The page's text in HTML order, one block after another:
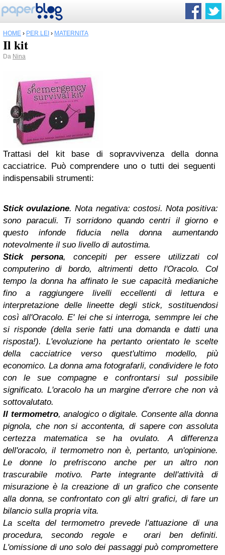
HOME › PER LEI › MATERNITÀ
Il kit
Da Nina
Trattasi del kit base di sopravvivenza della donna
cacciatrice. Può comprendere uno o tutti dei seguenti
indispensabili strumenti:
Stick ovulazione. Nota negativa: costosi. Nota positiva:
sono paraculi. Ti sorridono quando centri il giorno e
questo infonde fiducia nella donna aumentando
notevolmente il suo livello di autostima.
Stick persona, concepiti per essere utilizzati col
computerino di bordo, altrimenti detto l'Oracolo. Col
tempo la donna ha affinato le sue capacità medianiche
fino a raggiungere livelli eccellenti di lettura e
interpretazione delle lineette degli stick, sostituendosi
così all'Oracolo. E' lei che si interroga, semmpre lei che
si risponde (della serie fatti una domanda e datti una
risposta!). L'evoluzione ha pertanto orientato le scelte
della cacciatrice verso quest'ultimo modello, più
economico. La donna ama fotografarli, condividere le foto
con le sue compagne e confrontarsi sul possibile
significato. L'oracolo ha un margine d'errore che non và
sottovalutato.
Il termometro, analogico o digitale. Consente alla donna
pignola, che non si accontenta, di sapere con assoluta
certezza matematica se ha ovulato. A differenza
dell'oracolo, il termometro non è, pertanto, un'opinione.
Le donne lo prefriscono anche per un altro non
trascurabile motivo. Parte integrante dell'attività di
misurazione è la creazione di un grafico che consente
alla donna, se confrontato con gli altri grafici, di fare un
bilancio sulla propria vita.
La scelta del termometro prevede l'attuazione di una
procedura, secondo regole e orari ben definiti.
L'omissione di uno solo dei passaggi può compromettere